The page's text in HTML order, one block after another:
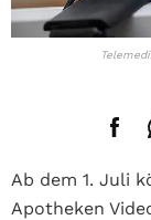
Ab dem 1. Juli
Apotheken